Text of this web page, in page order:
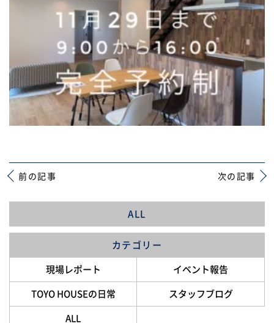
前の記事 次の記事
ALL
カテゴリー
現場レポート
イベント報告
TOYO HOUSEの日常
スタッフブログ
ALL